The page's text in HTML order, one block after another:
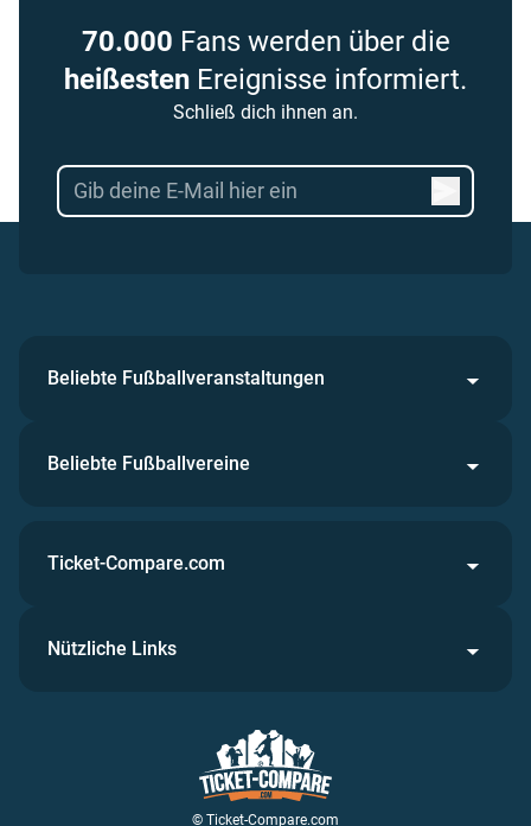
70.000 Fans werden über die
heißesten Ereignisse informiert.
Schließ dich ihnen an.
Beliebte Fußballveranstaltungen
Beliebte Fußballvereine
© Ticket-Compare.com
Ticket-Compare.com
Nützliche Links